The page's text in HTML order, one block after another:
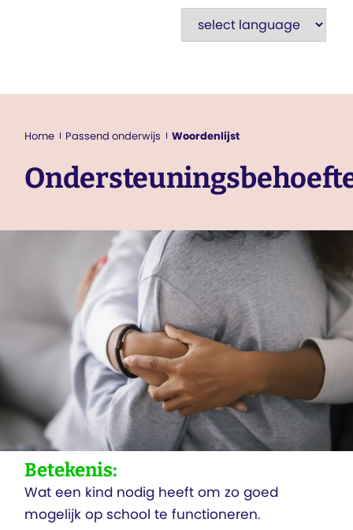
Home Passend onderwijs Woordenlijst
Betekenis:
Wat een kind nodig heeft om zo goed
mogelijk op school te functioneren.